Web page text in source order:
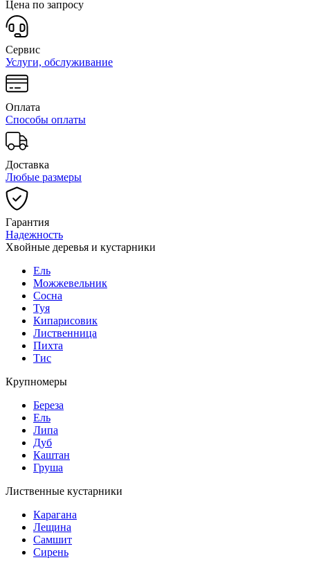
Цена по запросу
Сервис
Услуги, обслуживание
Оплата
Способы оплаты
Доставка
Любые размеры
Гарантия
Надежность
Хвойные деревья и кустарники
Ель
Можжевельник
Сосна
Туя
Кипарисовик
Лиственница
Пихта
Тис
Крупномеры
Береза
Ель
Липа
Дуб
Каштан
Груша
Лиственные кустарники
Карагана
Лещина
Самшит
Сирень